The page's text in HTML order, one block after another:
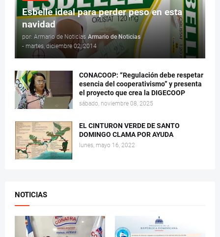
Esbelle ideal para perder peso en esta
navidad
por: Armario de Noticias Armario de Noticias
- martes, diciembre 02, 2014
CONACOOP: “Regulación debe respetar
esencia del cooperativismo” y presenta
el proyecto que crea la DIGECOOP
sábado, noviembre 08, 2025
EL CINTURON VERDE DE SANTO
DOMINGO CLAMA POR AYUDA
lunes, mayo 16, 2022
NOTICIAS